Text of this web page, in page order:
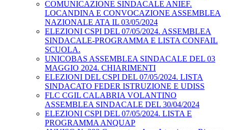
COMUNICAZIONE SINDACALE ANIEF.
LOCANDINA E CONVOCAZIONE ASSEMBLEA
NAZIONALE ATA IL 03/05/2024
ELEZIONI CSPI DEL 07/05/2024. ASSEMBLEA
SINDACALE-PROGRAMMA E LISTA CONFAIL
SCUOLA.
UNICOBAS ASSEMBLEA SINDACALE DEL 03
MAGGIO 2024. CHIARIMENTI
ELEZIONI DEL CSPI DEL 07/05/2024. LISTA
SINDACATO FEDER ISTRUZIONE E UDISS
FLC CGIL CALABRIA VOLANTINO
ASSEMBLEA SINDACALE DEL 30/04/2024
ELEZIONI CSPI DEL 07/05/2024. LISTA E
PROGRAMMA ANQUAP